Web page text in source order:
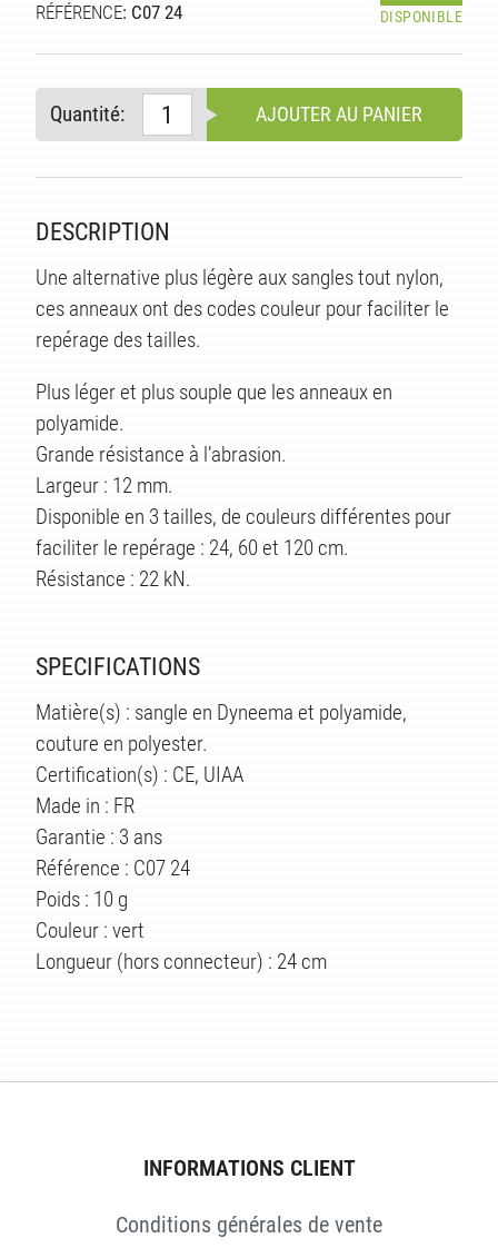
RÉFÉRENCE: C07 24 DISPONIBLE
Quantité: AJOUTER AU PANIER
DESCRIPTION
Une alternative plus légère aux sangles tout nylon,
ces anneaux ont des codes couleur pour faciliter le
repérage des tailles.
Plus léger et plus souple que les anneaux en
polyamide.
Grande résistance à l’abrasion.
Largeur : 12 mm.
Disponible en 3 tailles, de couleurs différentes pour
faciliter le repérage : 24, 60 et 120 cm.
Résistance : 22 kN.
SPECIFICATIONS
Matière(s) : sangle en Dyneema et polyamide,
couture en polyester.
Certification(s) : CE, UIAA
Made in : FR
Garantie : 3 ans
Référence : C07 24
Poids : 10 g
Couleur : vert
Longueur (hors connecteur) : 24 cm
INFORMATIONS CLIENT
Conditions générales de vente